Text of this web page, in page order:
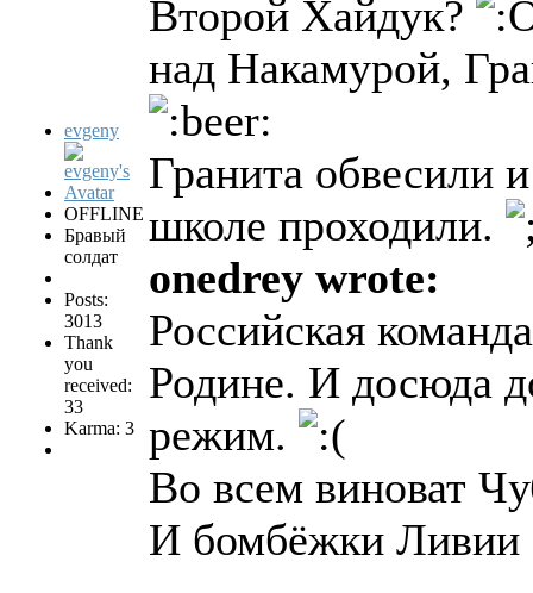
evgeny
OFFLINE
Бравый
солдат
Posts:
3013
Thank
you
received:
33
Karma: 3
Второй Хайдук?
над Накамурой,
Гранита обвесили
школе проходили.
onedrey wrote:
Российская
Родине. И досюда
режим.
Во всем виноват
И бомбёжки Ливии